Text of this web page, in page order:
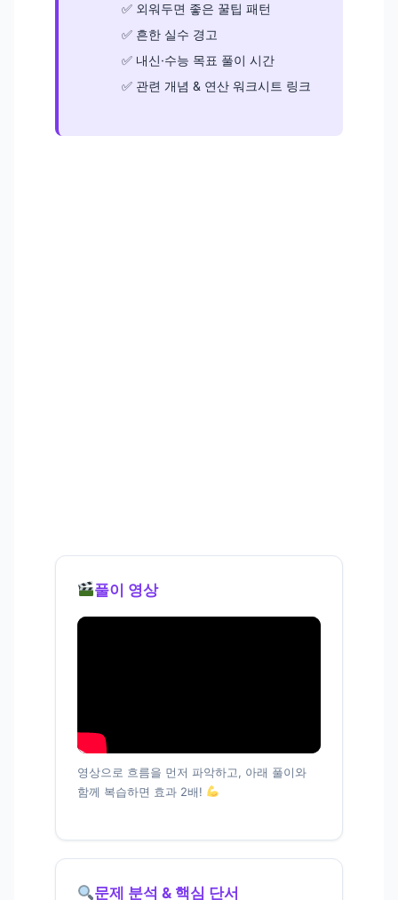
외워두면 좋은 꿀팁 패턴
흔한 실수 경고
내신·수능 목표 풀이 시간
관련 개념 & 연산 워크시트 링크
풀이 영상
영상으로 흐름을 먼저 파악하고, 아래 풀이와
함께 복습하면 효과 2배!
문제 분석 & 핵심 단서